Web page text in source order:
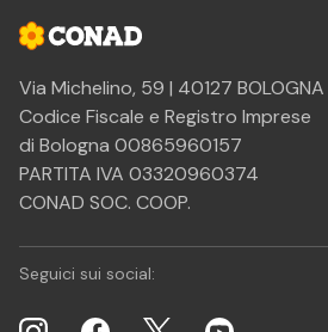
Via Michelino, 59 | 40127 BOLOGNA
Codice Fiscale e Registro Imprese
di Bologna 00865960157
PARTITA IVA 03320960374
CONAD SOC. COOP.
Seguici sui social: